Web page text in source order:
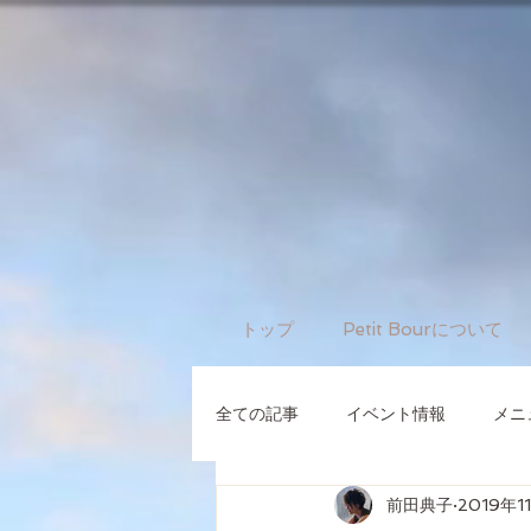
トップ Petit Bourについて
全ての記事 イベント情報 メ
前田典子 2019年